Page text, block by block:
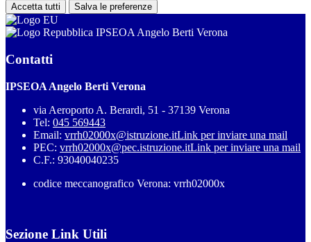
Accetta tutti Salva le preferenze
IPSEOA Angelo Berti Verona
Contatti
IPSEOA Angelo Berti Verona
via Aeroporto A. Berardi, 51 - 37139 Verona
Tel: 045 569443
Email: vrrh02000x@istruzione.itLink per inviare una mail
PEC: vrrh02000x@pec.istruzione.itLink per inviare una mail
C.F.: 93040040235
codice meccanografico Verona: vrrh02000x
Sezione Link Utili